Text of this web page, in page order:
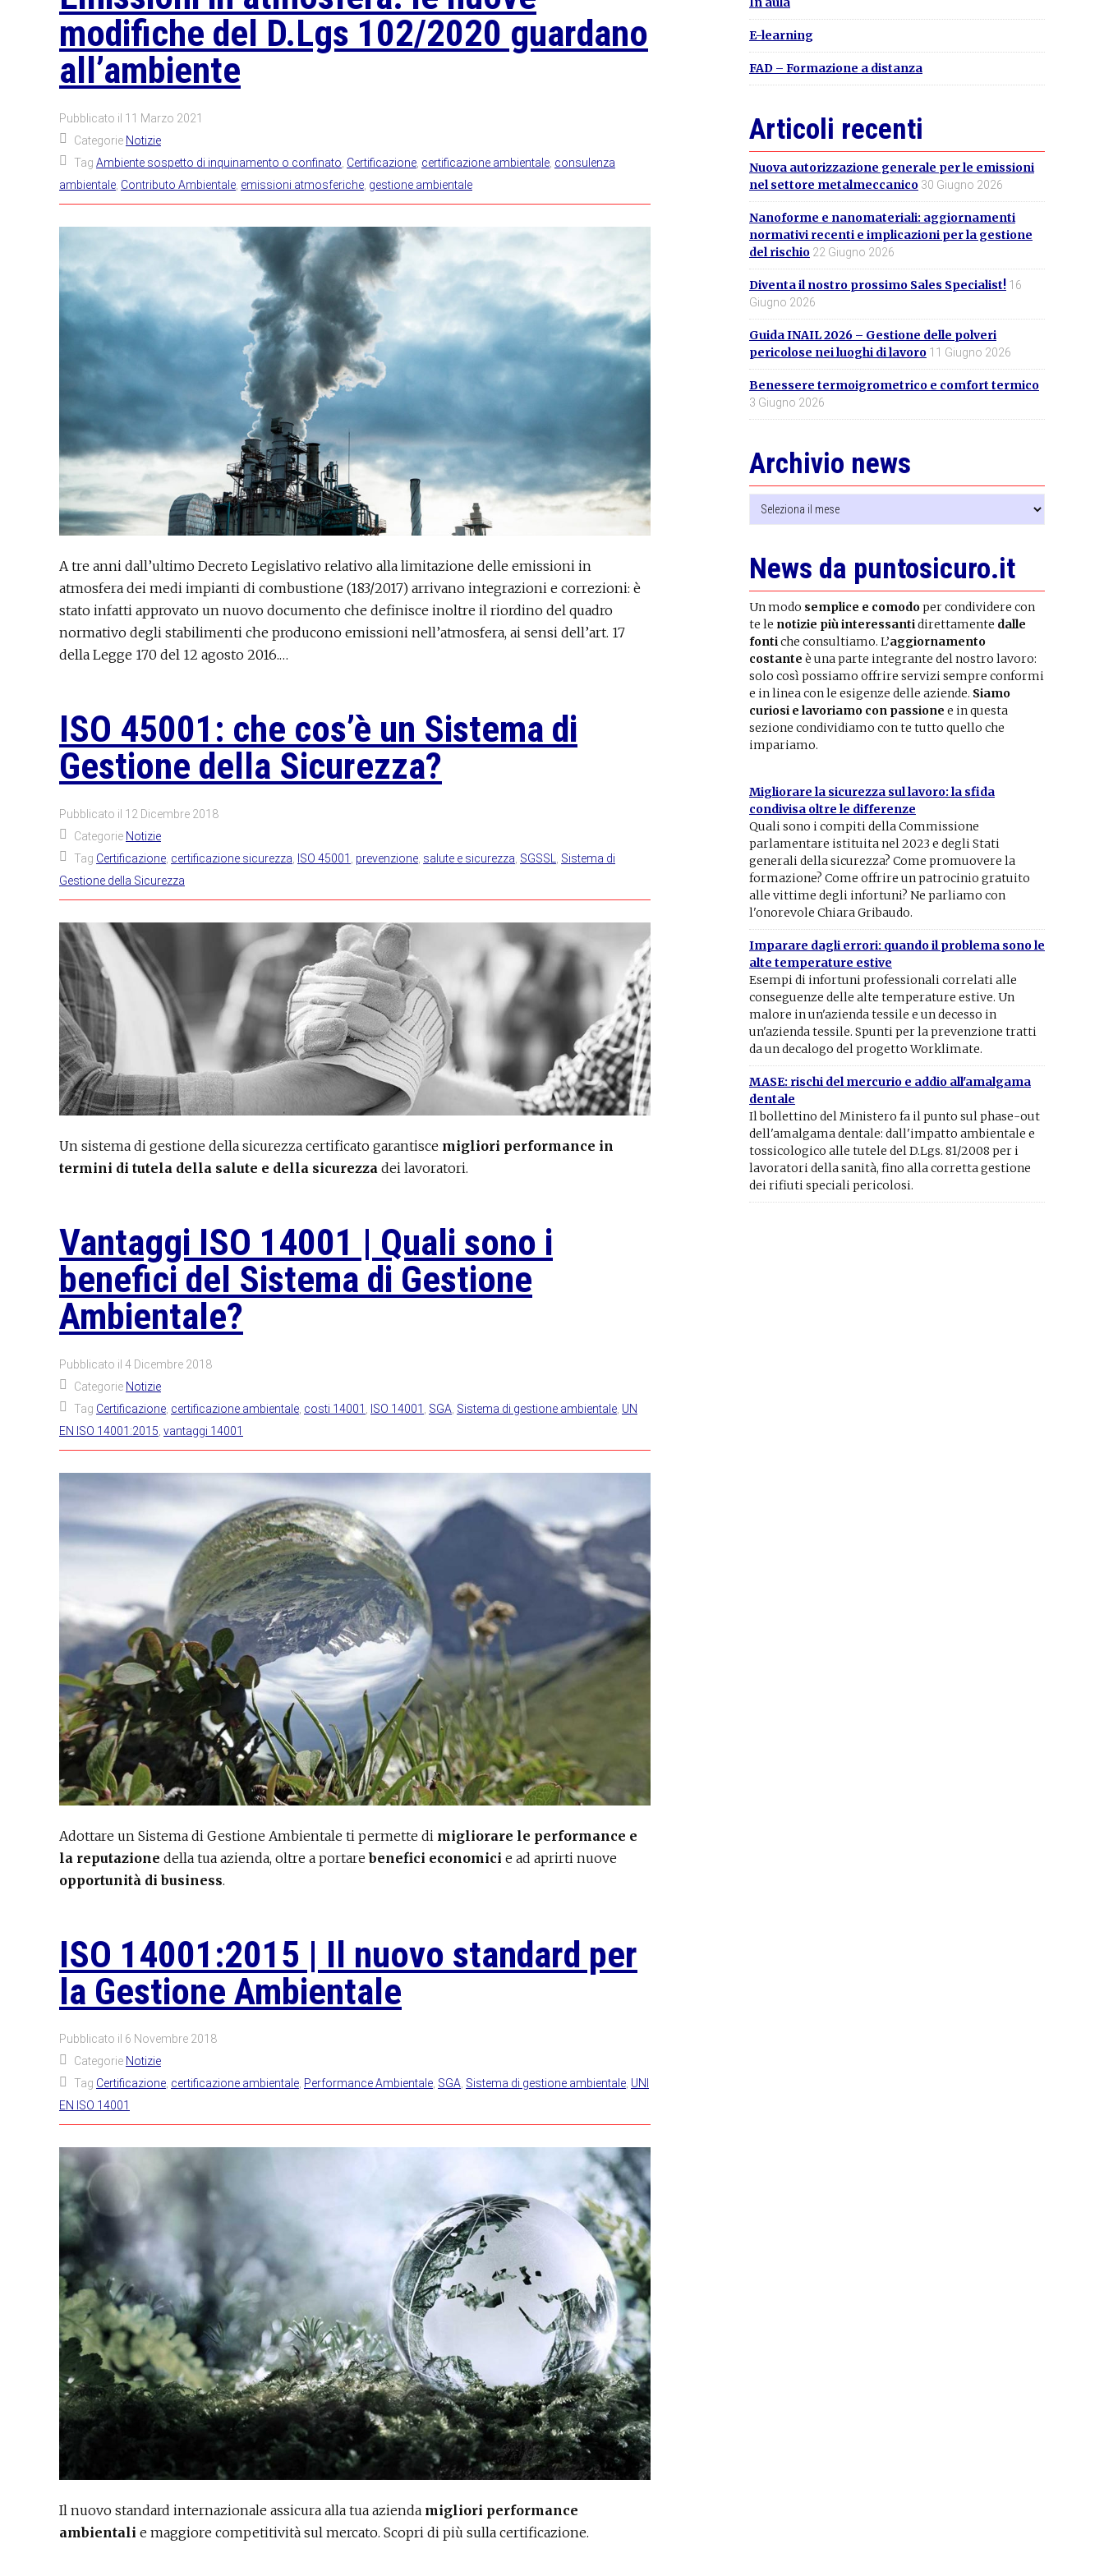
modifiche del D.Lgs 102/2020 guardano
all’ambiente
Pubblicato il 11 Marzo 2021
Categorie Notizie
Tag Ambiente sospetto di inquinamento o confinato Certificazione certificazione ambientale consulenza
ambientale Contributo Ambientale emissioni atmosferiche gestione ambientale
A tre anni dall’ultimo Decreto Legislativo relativo alla limitazione delle emissioni in
atmosfera dei medi impianti di combustione (183/2017) arrivano integrazioni e correzioni: è
stato infatti approvato un nuovo documento che definisce inoltre il riordino del quadro
normativo degli stabilimenti che producono emissioni nell’atmosfera, ai sensi dell’art. 17
della Legge 170 del 12 agosto 2016.…
ISO 45001: che cos’è un Sistema di
Gestione della Sicurezza?
Pubblicato il 12 Dicembre 2018
Categorie Notizie
Tag Certificazione certificazione sicurezza ISO 45001 prevenzione salute e sicurezza SGSSL
Sistema di
Gestione della Sicurezza
Un sistema di gestione della sicurezza certificato garantisce migliori performance in
termini di tutela della salute e della sicurezza dei lavoratori.
Vantaggi ISO 14001 | Quali sono i
benefici del Sistema di Gestione
Ambientale?
Pubblicato il 4 Dicembre 2018
Categorie Notizie
Tag Certificazione certificazione ambientale costi 14001 ISO 14001 SGA Sistema di gestione ambientale UN
EN ISO 14001:2015 vantaggi 14001
Adottare un Sistema di Gestione Ambientale ti permette di migliorare le performance e
la reputazione della tua azienda, oltre a portarebenefici economici e ad aprirti nuove
opportunità di business.
ISO 14001:2015 | Il nuovo standard per
la Gestione Ambientale
Pubblicato il 6 Novembre 2018
Categorie Notizie
Tag Certificazione certificazione ambientale Performance Ambientale SGA Sistema di gestione ambientale UNI
EN ISO 14001
Il nuovo standard internazionale assicura alla tua azienda migliori performance
ambientali e maggiore competitività sul mercato. Scopri di più sulla certificazione.
E-learning
FAD – Formazione a distanza
Articoli recenti
Nuova autorizzazione generale per le emissioni
nel settore metalmeccanico 30 Giugno 2026
Nanoforme e nanomateriali: aggiornamenti
normativi recenti e implicazioni per la gestione
del rischio 22 Giugno 2026
Diventa il nostro prossimo Sales Specialist! 16
Giugno 2026
Guida INAIL 2026 – Gestione delle polveri
pericolose nei luoghi di lavoro 11 Giugno 2026
Benessere termoigrometrico e comfort termico
3 Giugno 2026
Archivio news
Archivio
news
News da puntosicuro.it
Un modo semplice e comodoper condividere con
te le notizie più interessantidirettamente dalle
fontiche consultiamo. L’aggiornamento
costante è una parte integrante del nostro lavoro:
solo così possiamo offrire servizi sempre conformi
e in linea con le esigenze delle aziende. Siamo
curiosi e lavoriamo con passione e in questa
sezione condividiamo con te tutto quello che
impariamo.
Migliorare la sicurezza sul lavoro: la sfida
condivisa oltre le differenze
Quali sono i compiti della Commissione
parlamentare istituita nel 2023 e degli Stati
generali della sicurezza? Come promuovere la
formazione? Come offrire un patrocinio gratuito
alle vittime degli infortuni? Ne parliamo con
l'onorevole Chiara Gribaudo.
Imparare dagli errori: quando il problema sono le
alte temperature estive
Esempi di infortuni professionali correlati alle
conseguenze delle alte temperature estive. Un
malore in un'azienda tessile e un decesso in
un'azienda tessile. Spunti per la prevenzione tratti
da un decalogo del progetto Worklimate.
MASE: rischi del mercurio e addio all'amalgama
dentale
Il bollettino del Ministero fa il punto sul phase-out
dell'amalgama dentale: dall'impatto ambientale e
tossicologico alle tutele del D.Lgs. 81/2008 per i
lavoratori della sanità, fino alla corretta gestione
dei rifiuti speciali pericolosi.